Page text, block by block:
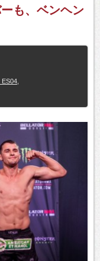
も、ベンヘン
ES04